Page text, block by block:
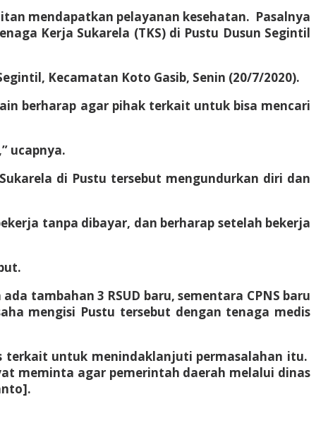
mendapatkan pelayanan kesehatan. Pasalnya
Kerja Sukarela (TKS) di Pustu Dusun Segintil
Kecamatan Koto Gasib, Senin (20/7/2020).
berharap agar pihak terkait untuk bisa mencari
ucapnya.
di Pustu tersebut mengundurkan diri dan
tanpa dibayar, dan berharap setelah bekerja
tambahan 3 RSUD baru, sementara CPNS baru
mengisi Pustu tersebut dengan tenaga medis
terkait untuk menindaklanjuti permasalahan itu.
meminta agar pemerintah daerah melalui dinas